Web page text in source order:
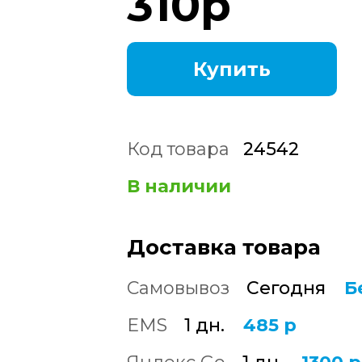
Купить
Код товара
24542
В наличии
Доставка товара
Самовывоз Сегодня
EMS
1 дн.
485 р